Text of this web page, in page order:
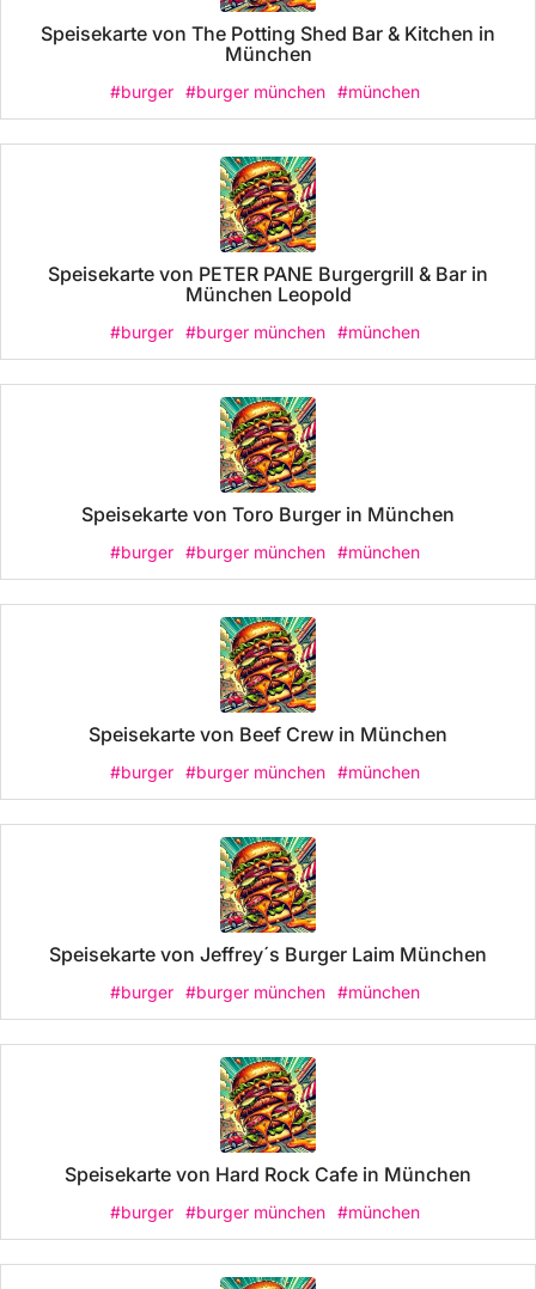
Speisekarte von The Potting Shed Bar & Kitchen in
München
#burger #burger münchen #münchen
Speisekarte von PETER PANE Burgergrill & Bar in
München Leopold
#burger #burger münchen #münchen
Speisekarte von Toro Burger in München
#burger #burger münchen #münchen
Speisekarte von Beef Crew in München
#burger #burger münchen #münchen
Speisekarte von Jeffrey´s Burger Laim München
#burger #burger münchen #münchen
Speisekarte von Hard Rock Cafe in München
#burger #burger münchen #münchen